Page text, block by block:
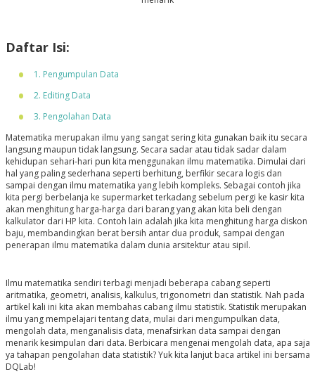
Daftar Isi:
1. Pengumpulan Data
2. Editing Data
3. Pengolahan Data
Matematika merupakan ilmu yang sangat sering kita gunakan baik itu secara
langsung maupun tidak langsung. Secara sadar atau tidak sadar dalam
kehidupan sehari-hari pun kita menggunakan ilmu matematika. Dimulai dari
hal yang paling sederhana seperti berhitung, berfikir secara logis dan
sampai dengan ilmu matematika yang lebih kompleks. Sebagai contoh jika
kita pergi berbelanja ke supermarket terkadang sebelum pergi ke kasir kita
akan menghitung harga-harga dari barang yang akan kita beli dengan
kalkulator dari HP kita. Contoh lain adalah jika kita menghitung harga diskon
baju, membandingkan berat bersih antar dua produk, sampai dengan
penerapan ilmu matematika dalam dunia arsitektur atau sipil.
Ilmu matematika sendiri terbagi menjadi beberapa cabang seperti
aritmatika, geometri, analisis, kalkulus, trigonometri dan statistik. Nah pada
artikel kali ini kita akan membahas cabang ilmu statistik. Statistik merupakan
ilmu yang mempelajari tentang data, mulai dari mengumpulkan data,
mengolah data, menganalisis data, menafsirkan data sampai dengan
menarik kesimpulan dari data. Berbicara mengenai mengolah data, apa saja
ya tahapan pengolahan data statistik? Yuk kita lanjut baca artikel ini bersama
DQLab!